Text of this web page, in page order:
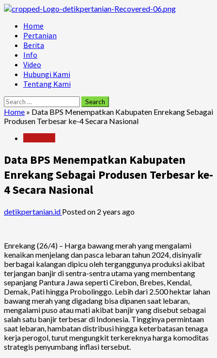
Skip
content
Primary
Menu
Home
Pertanian
Berita
Info
Video
Hubungi Kami
Tentang Kami
Search
for:
Home » Data BPS Menempatkan Kabupaten Enrekang Sebagai
Produsen Terbesar ke-4 Secara Nasional
Data BPS Menempatkan Kabupaten
Enrekang Sebagai Produsen Terbesar ke-
4 Secara Nasional
detikpertanian.id Posted on 2 years ago
Enrekang (26/4) – Harga bawang merah yang mengalami
kenaikan menjelang dan pasca lebaran tahun 2024, disinyalir
berbagai kalangan dipicu oleh terganggunya produksi akibat
terjangan banjir di sentra-sentra utama yang membentang
sepanjang Pantura Jawa seperti Cirebon, Brebes, Kendal,
Demak, Pati hingga Probolinggo. Lebih dari 2.500 hektar lahan
bawang merah yang digadang bisa dipanen saat lebaran,
mengalami puso atau mati akibat banjir yang disebut sebagai
salah satu banjir terbesar di Indonesia. Tingginya permintaan
saat lebaran, hambatan distribusi hingga keterbatasan tenaga
kerja perogol, turut mengungkit terkereknya harga komoditas
strategis penyumbang inflasi tersebut.